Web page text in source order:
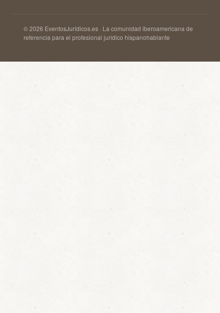
© 2026 EventosJurídicos.es · La comunidad iberoamericana de
referencia para el profesional jurídico hispanohablante